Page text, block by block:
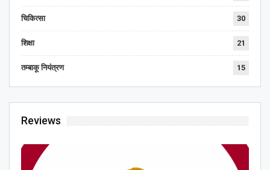
चिकित्सा 30
शिक्षा 21
तम्बाकू नियंत्रण 15
Reviews